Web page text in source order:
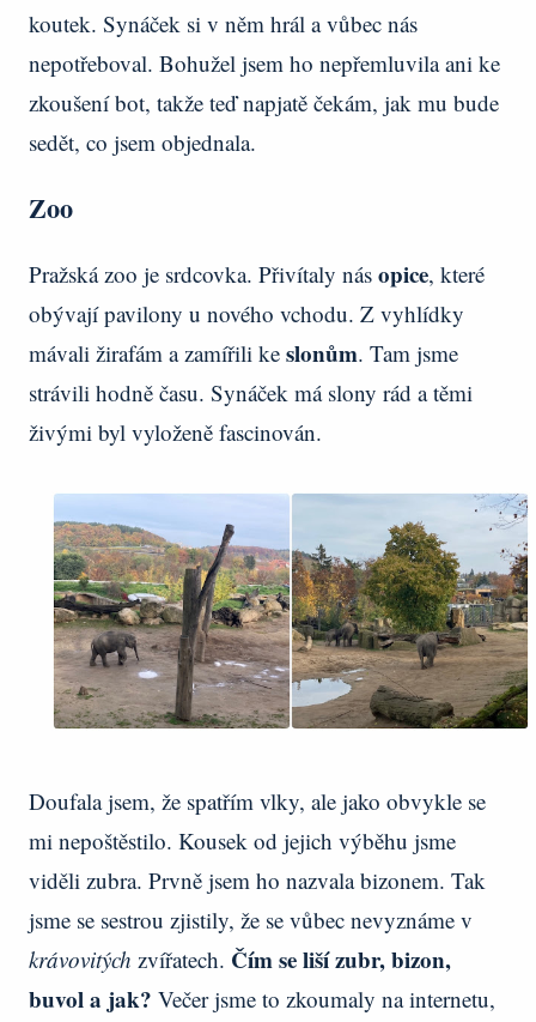
koutek. Synáček si v něm hrál a vůbec nás
nepotřeboval. Bohužel jsem ho nepřemluvila ani ke
zkoušení bot, takže teď napjatě čekám, jak mu bude
sedět, co jsem objednala.
Zoo
Pražská zoo je srdcovka. Přivítaly nás opice, které
obývají pavilony u nového vchodu. Z vyhlídky
mávali žirafám a zamířili ke slonům. Tam jsme
strávili hodně času. Synáček má slony rád a těmi
živými byl vyloženě fascinován.
Doufala jsem, že spatřím vlky, ale jako obvykle se
mi nepoštěstilo. Kousek od jejich výběhu jsme
viděli zubra. Prvně jsem ho nazvala bizonem. Tak
jsme se sestrou zjistily, že se vůbec nevyznáme v
krávovitých zvířatech. Čím se liší zubr, bizon,
buvol a jak? Večer jsme to zkoumaly na internetu,